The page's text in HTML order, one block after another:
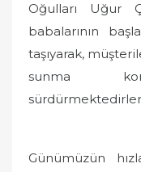
Oğulları Uğur
babalarının
taşıyarak,
sunma
Günümüzün